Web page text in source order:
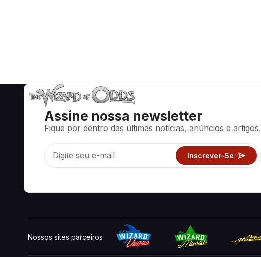
Assine nossa newsletter
Fique por dentro das últimas notícias, anúncios e artigos.
Inscrever-Se
Estratégias e informações matematicamente corretas para
jogos de cassino como blackjack, craps, roleta e centenas
de outros jogos disponíveis.
Nossos sites parceiros